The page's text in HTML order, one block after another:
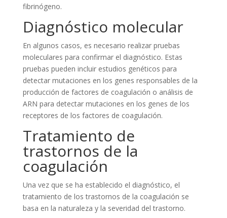
fibrinógeno.
Diagnóstico molecular
En algunos casos, es necesario realizar pruebas
moleculares para confirmar el diagnóstico. Estas
pruebas pueden incluir estudios genéticos para
detectar mutaciones en los genes responsables de la
producción de factores de coagulación o análisis de
ARN para detectar mutaciones en los genes de los
receptores de los factores de coagulación.
Tratamiento de
trastornos de la
coagulación
Una vez que se ha establecido el diagnóstico, el
tratamiento de los trastornos de la coagulación se
basa en la naturaleza y la severidad del trastorno.